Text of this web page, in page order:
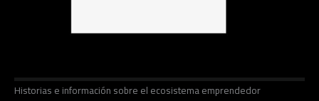
Historias e información sobre el ecosistema emprendedor